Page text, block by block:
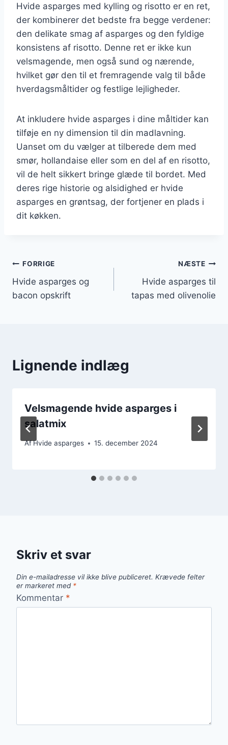
Hvide asparges med kylling og risotto er en ret,
der kombinerer det bedste fra begge verdener:
den delikate smag af asparges og den fyldige
konsistens af risotto. Denne ret er ikke kun
velsmagende, men også sund og nærende,
hvilket gør den til et fremragende valg til både
hverdagsmåltider og festlige lejligheder.
At inkludere hvide asparges i dine måltider kan
tilføje en ny dimension til din madlavning.
Uanset om du vælger at tilberede dem med
smør, hollandaise eller som en del af en risotto,
vil de helt sikkert bringe glæde til bordet. Med
deres rige historie og alsidighed er hvide
asparges en grøntsag, der fortjener en plads i
dit køkken.
Indlægsnavigation
FORRIGE
Hvide asparges og
bacon opskrift
NÆSTE
Hvide asparges til
tapas med olivenolie
Lignende indlæg
Velsmagende hvide asparges i
salatmix
AfHvide asparges 15. december 2024
Skriv et svar
Din e-mailadresse vil ikke blive publiceret. Krævede felter
er markeret med *
Kommentar *